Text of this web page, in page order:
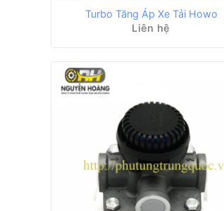
Turbo Tăng Áp Xe Tải Howo
Liên hệ